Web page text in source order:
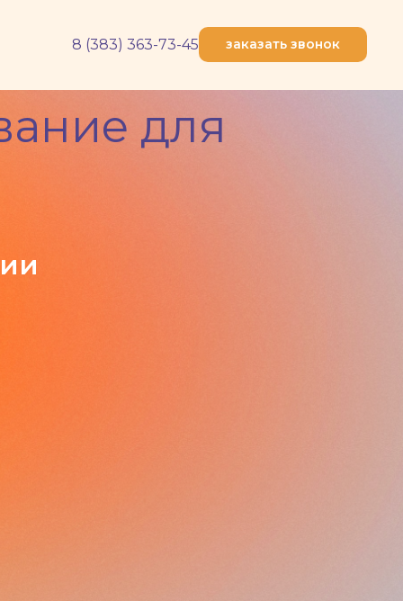
8 (383) 363-73-45 заказать звонок
для